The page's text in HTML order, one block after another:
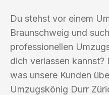
Du stehst vor einem
Braunschweig und
professionellen
dich verlassen kannst?
was unsere Kunden
Umzugskönig Durr